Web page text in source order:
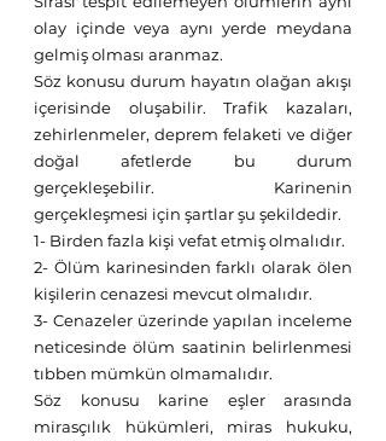
olay içinde veya aynı yerde meydana
gelmiş olması aranmaz.
Söz konusu durum hayatın olağan akışı
içerisinde oluşabilir. Trafik kazaları,
zehirlenmeler, deprem felaketi ve diğer
doğal afetlerde bu durum
gerçekleşebilir. Karinenin
gerçekleşmesi için şartlar şu şekildedir.
1- Birden fazla kişi vefat etmiş olmalıdır.
2- Ölüm karinesinden farklı olarak ölen
kişilerin cenazesi mevcut olmalıdır.
3- Cenazeler üzerinde yapılan inceleme
neticesinde ölüm saatinin belirlenmesi
tıbben mümkün olmamalıdır.
Söz konusu karine eşler arasında
mirasçılık hükümleri, miras hukuku,